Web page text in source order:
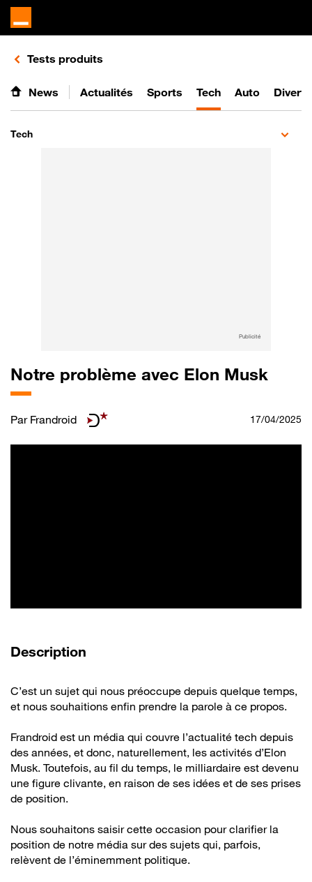
Retours vers le listing de vidéos de la catégorie
Tests produits
News Actualités Sports Tech Auto
Tech
Publicité
Notre problème avec Elon Musk
Par Frandroid 17/04/2025
Description
C’est un sujet qui nous préoccupe depuis quelque temps,
et nous souhaitions enfin prendre la parole à ce propos.
Frandroid est un média qui couvre l’actualité tech depuis
des années, et donc, naturellement, les activités d’Elon
Musk. Toutefois, au fil du temps, le milliardaire est devenu
une figure clivante, en raison de ses idées et de ses prises
de position.
Nous souhaitons saisir cette occasion pour clarifier la
position de notre média sur des sujets qui, parfois,
relèvent de l’éminemment politique.